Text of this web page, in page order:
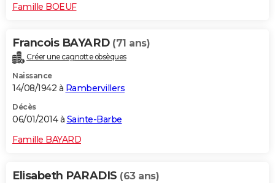
CARTE DE VOEUX
Dictionnaire
Biographies
Citations
Expressions
Proverbes
PROGRAMME TV
COPAINS D'AVANT
S'inscrire
Se connecter
Lycées
Collèges
Primaires
Universités
Entreprises
Service militaire
Avis de recherche
AVIS DE DÉCÈS
Famille BOEUF
Francois BAYARD (71 ans)
Créer une cagnotte obsèques
Naissance
14/08/1942 à Rambervillers
Décès
06/01/2014 à Sainte-Barbe
Famille BAYARD
Elisabeth PARADIS (63 ans)